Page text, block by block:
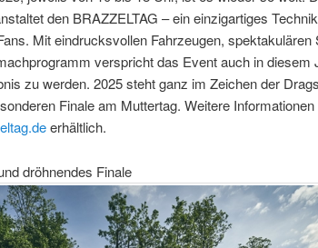
den BRAZZELTAG – ein einzigartiges
Mit eindrucksvollen Fahrzeugen, spektakulären
verspricht das Event auch in diesem
zu werden. 2025 steht ganz im Zeichen der
Finale am Muttertag. Weitere
erhältlich.
dröhnendes Finale